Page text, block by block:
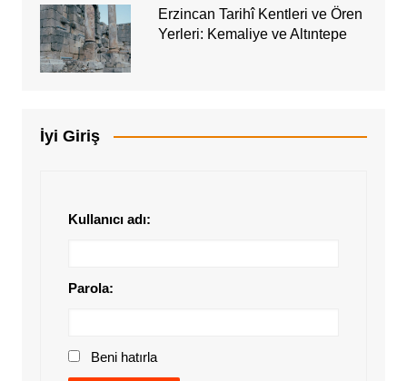
Erzincan Tarihî Kentleri ve Ören
Yerleri: Kemaliye ve Altıntepe
İyi Giriş
Kullanıcı adı:
Parola:
Beni hatırla